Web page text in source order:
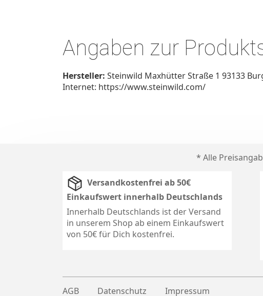
Angaben zur
Hersteller: Steinwild Maxhütter Straße 1 93133
Internet: https://www.steinwild.com/
* Alle
Versandkostenfrei ab 50€
Einkaufswert innerhalb Deutschlands
Innerhalb Deutschlands ist der Versand
in unserem Shop ab einem Einkaufswert
von 50€ für Dich kostenfrei.
AGB Datenschutz Impressum